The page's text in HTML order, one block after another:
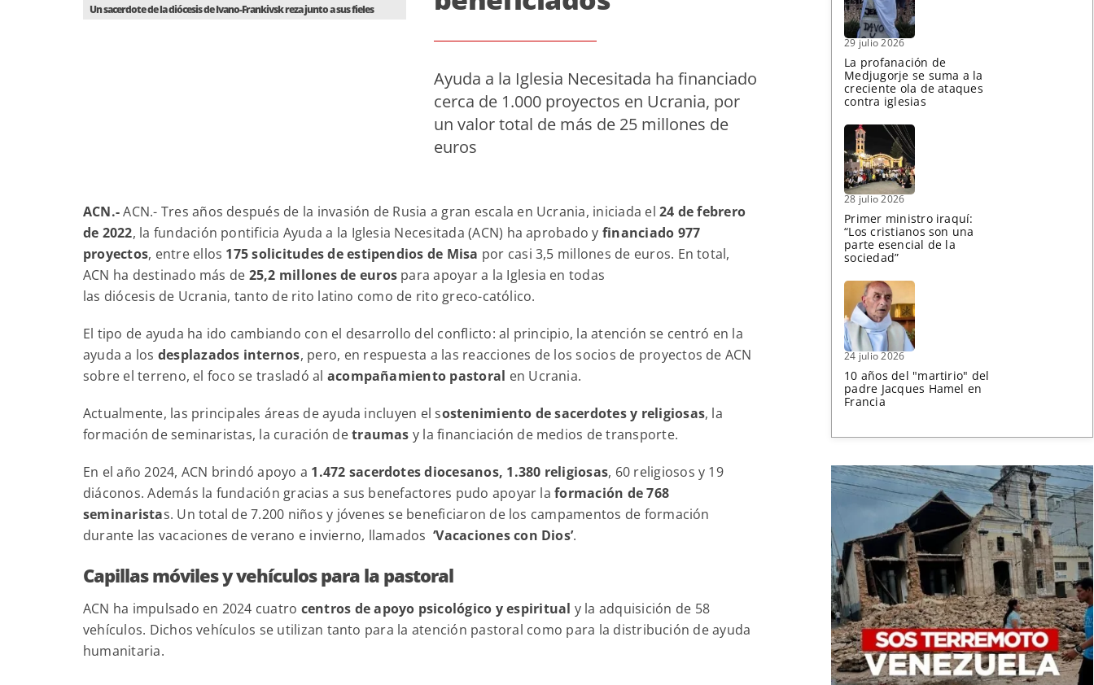
Un sacerdote de la diócesis de Ivano-Frankivsk reza junto a sus fieles
Ayuda a la Iglesia Necesitada ha financiado
cerca de 1.000 proyectos en Ucrania, por
un valor total de más de 25 millones de
euros
ACN.-ACN.- Tres años después de la invasión de Rusia a gran escala en Ucrania, iniciada el24 de febrero
de 2022, la fundación pontificia Ayuda a la Iglesia Necesitada (ACN) ha aprobado y financiado 977
proyectos, entre ellos 175 solicitudes de estipendios de Misa por casi 3,5 millones de euros. En total,
ACN ha destinado más de 25,2 millones de eurospara apoyar a la Iglesia en todas
las diócesis de Ucrania, tanto de rito latino como de rito greco-católico.
El tipo de ayuda ha ido cambiando con el desarrollo del conflicto: al principio, la atención se centró en la
ayuda a los desplazados internos, pero, en respuesta a las reacciones de los socios de proyectos de ACN
sobre el terreno, el foco se trasladó al acompañamiento pastoral en Ucrania.
Actualmente, las principales áreas de ayuda incluyen el sostenimiento de sacerdotes y religiosas, la
formación de seminaristas, la curación detraumas y la financiación de medios de transporte.
En el año 2024, ACN brindó apoyo a 1.472 sacerdotes diocesanos, 1.380 religiosas, 60 religiosos y 19
diáconos. Además la fundación gracias a sus benefactores pudo apoyar laformación de 768
seminaristas. Un total de 7.200 niños y jóvenes se beneficiaron de los campamentos de formación
durante las vacaciones de verano e invierno, llamados‘Vacaciones con Dios’.
Capillas móviles y vehículos para la pastoral
ACN ha impulsado en 2024 cuatro centros de apoyo psicológico y espiritual y la adquisición de 58
vehículos. Dichos vehículos se utilizan tanto para la atención pastoral como para la distribución de ayuda
humanitaria.
29 julio 2026
La profanación de
Medjugorje se suma a la
creciente ola de ataques
contra iglesias
28 julio 2026
Primer ministro iraquí:
“Los cristianos son una
parte esencial de la
sociedad”
24 julio 2026
10 años del "martirio" del
padre Jacques Hamel en
Francia